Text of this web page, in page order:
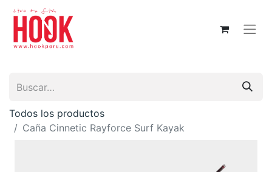
Todos los productos
Caña Cinnetic Rayforce Surf Kayak